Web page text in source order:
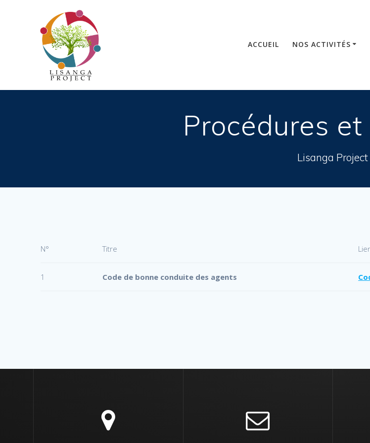
ACCUEIL NOS ACTIVITÉS
Procédures
Lisanga Project
N° Titre
1 Code de bonne conduite des agents